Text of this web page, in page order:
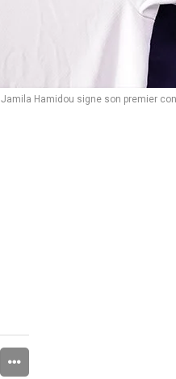
Jamila Hamidou signe son premier